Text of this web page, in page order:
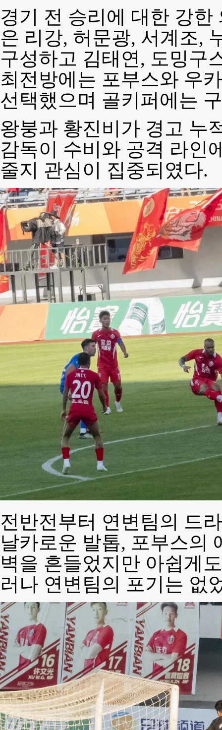
경기 전 승리에 대한 강
은 리강, 허문광, 서계조,
구성하고 김태연, 도밍구
최전방에는 포부스와 우
선택했으며 골키퍼에는
왕붕과 황진비가 경고 누
감독이 수비와 공격 라인
줄지 관심이 집중되였다.
전반전부터 연변팀의 드
날카로운 발톱, 포부스의
벽을 흔들었지만 아쉽게
러나 연변팀의 포기는 없